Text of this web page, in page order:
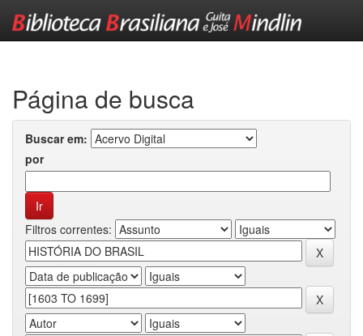
Página de busca
Buscar em:
por
Filtros correntes: